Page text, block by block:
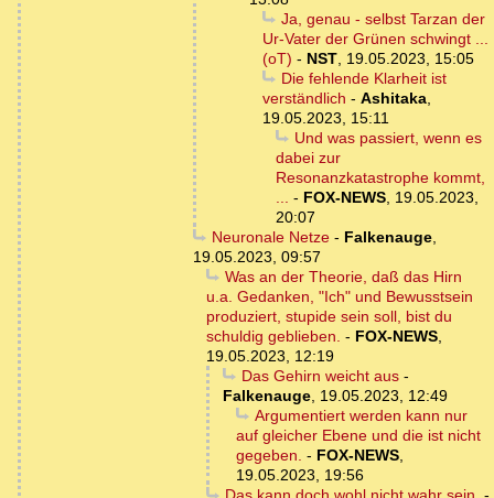
Ja, genau - selbst Tarzan der
Ur-Vater der Grünen schwingt ...
(oT) - NST, 19.05.2023, 15:05
Die fehlende Klarheit ist
verständlich - Ashitaka,
19.05.2023, 15:11
Und was passiert, wenn es
dabei zur
Resonanzkatastrophe kommt,
... - FOX-NEWS, 19.05.2023,
20:07
Neuronale Netze- Falkenauge,
19.05.2023, 09:57
Was an der Theorie, daß das Hirn
u.a. Gedanken, "Ich" und Bewusstsein
produziert, stupide sein soll, bist du
schuldig geblieben. - FOX-NEWS,
19.05.2023, 12:19
Das Gehirn weicht aus-
Falkenauge, 19.05.2023, 12:49
Argumentiert werden kann nur
auf gleicher Ebene und die ist nicht
gegeben. - FOX-NEWS,
19.05.2023, 19:56